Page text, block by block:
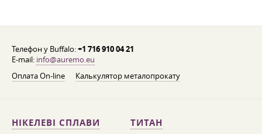
Телефон у Buffalo:+1 716 910 04 21
E-mail: info@auremo.eu
Оплата On-line
Калькулятор металопрокату
НІКЕЛЕВІ СПЛАВИ ТИТАН